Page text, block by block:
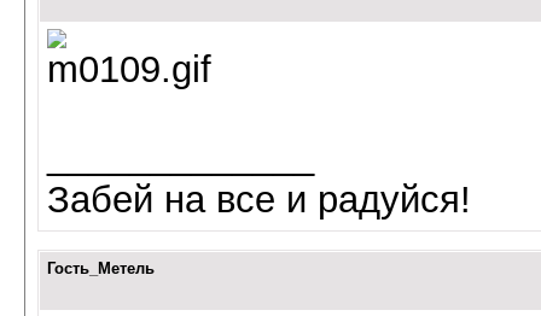
Забей на все и радуйся!
Гость_Метель